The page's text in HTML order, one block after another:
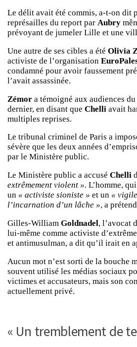
Le délit avait été commis, a-t-on dit
représailles du report par Aubry
prévoyant de jumeler Lille et une
Une autre de ses cibles a été Olivia
activiste de l’organisation
condamné pour avoir faussement
l’avait assassinée.
Zémor a témoigné aux audiences
dernier, en disant que Chelli avait
multiples reprises.
Le tribunal criminel de Paris a
sévère que les deux années
par le Ministère public.
Le Ministère public a accusé Chelli
extrêmement violent ». L’homme,
un « activiste sioniste » et un «
l’incarnation d’un lâche », a
Gilles-William Goldnadel, l’avocat
lui-même comme activiste
et antimusulman, a dit qu’il irait en
Aucun mot n’est sorti de la bouche
souvent utilisé les médias sociaux
victimes et accusateurs, mais son
actuellement privé.
« Un tremblement de